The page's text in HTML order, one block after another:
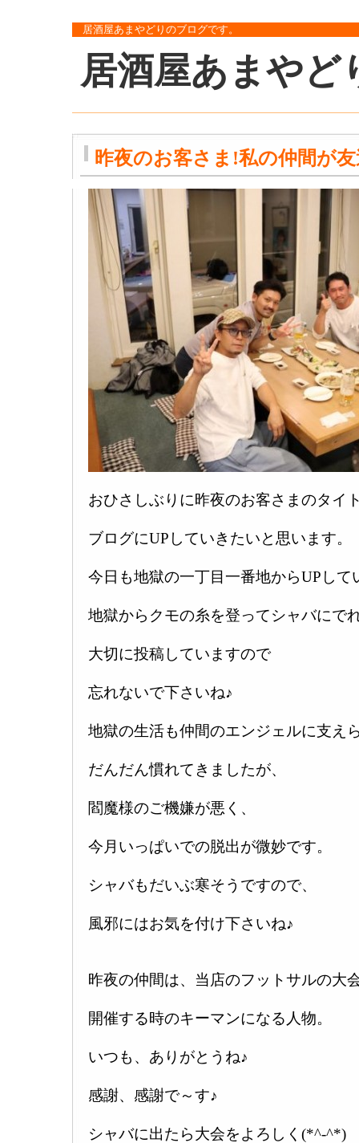
居酒屋あまやどりのブログです。
居酒屋あまやど
昨夜のお客さま!私の仲間が
おひさしぶりに昨夜のお客さまのタイ
ブログにUPしていきたいと思います。
今日も地獄の一丁目一番地からUPして
地獄からクモの糸を登ってシャバにで
大切に投稿していますので
忘れないで下さいね♪
地獄の生活も仲間のエンジェルに支え
だんだん慣れてきましたが、
閻魔様のご機嫌が悪く、
今月いっぱいでの脱出が微妙です。
シャバもだいぶ寒そうですので、
風邪にはお気を付け下さいね♪
昨夜の仲間は、当店のフットサルの大
開催する時のキーマンになる人物。
いつも、ありがとうね♪
感謝、感謝で～す♪
シャバに出たら大会をよろしく(*^-^*)